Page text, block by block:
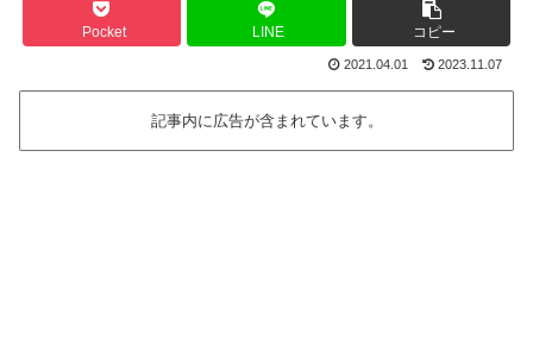
Pocket LINE コピー
2021.04.01 2023.11.07
記事内に広告が含まれています。